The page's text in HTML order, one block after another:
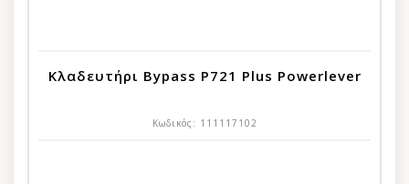
Κλαδευτήρι Bypass P721 Plus Powerlever
Κωδικός: 111117102